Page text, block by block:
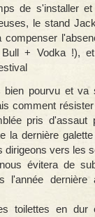
de s'installer
le stand
+ Vodka !),
pourvu et va
comment
pris d'assaut
la dernière
dirigeons vers les
évitera de
l'année
toilettes en dur